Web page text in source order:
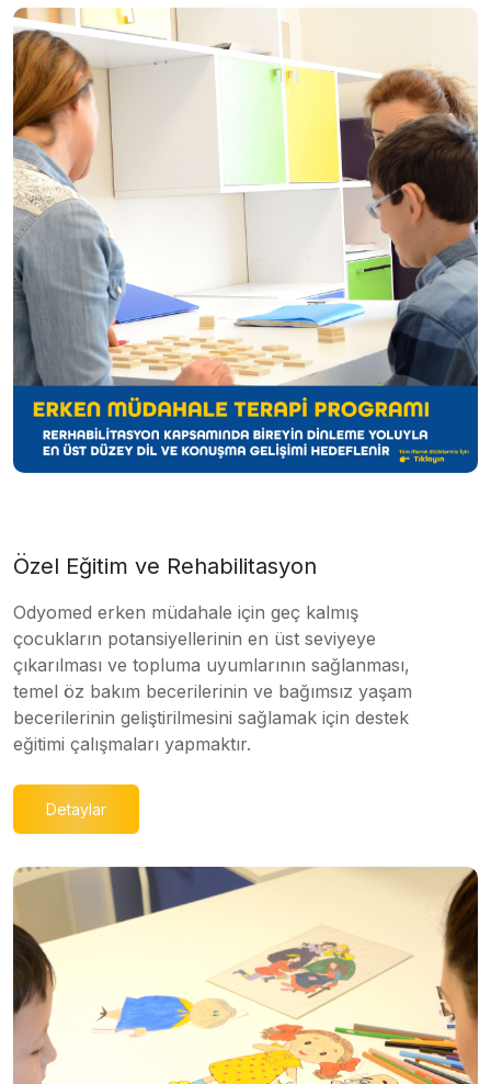
Özel Eğitim ve Rehabilitasyon
Odyomed erken müdahale için geç kalmış
çocukların potansiyellerinin en üst seviyeye
çıkarılması ve topluma uyumlarının sağlanması,
temel öz bakım becerilerinin ve bağımsız yaşam
becerilerinin geliştirilmesini sağlamak için destek
eğitimi çalışmaları yapmaktır.
Detaylar